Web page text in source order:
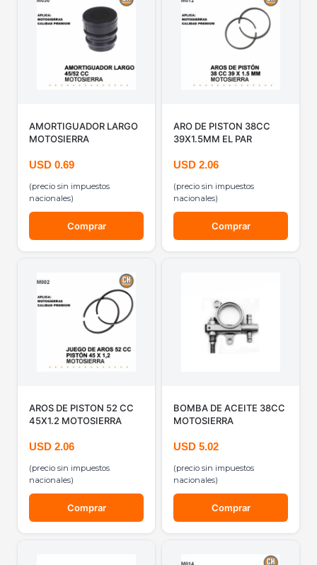
AMORTIGUADOR LARGO
MOTOSIERRA
USD 0.69
(precio sin impuestos
nacionales)
Comprar
ARO DE PISTON 38CC
39X1.5MM EL PAR
USD 2.06
(precio sin impuestos
nacionales)
Comprar
AROS DE PISTON 52 CC
45X1.2 MOTOSIERRA
USD 2.06
(precio sin impuestos
nacionales)
Comprar
BOMBA DE ACEITE 38CC
MOTOSIERRA
USD 5.02
(precio sin impuestos
nacionales)
Comprar